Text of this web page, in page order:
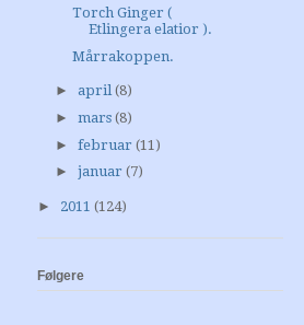
Torch Ginger (
Etlingera elatior ).
Mårrakoppen.
► april(8)
► mars (8)
► februar (11)
► januar (7)
► 2011 (124)
Følgere